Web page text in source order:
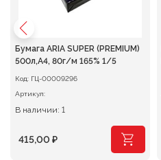
Бумага ARIA SUPER (PREMIUM)
500л,A4, 80г/м 165% 1/5
Код: ГЦ-00009296
Артикул:
В наличии: 1
415,00 ₽